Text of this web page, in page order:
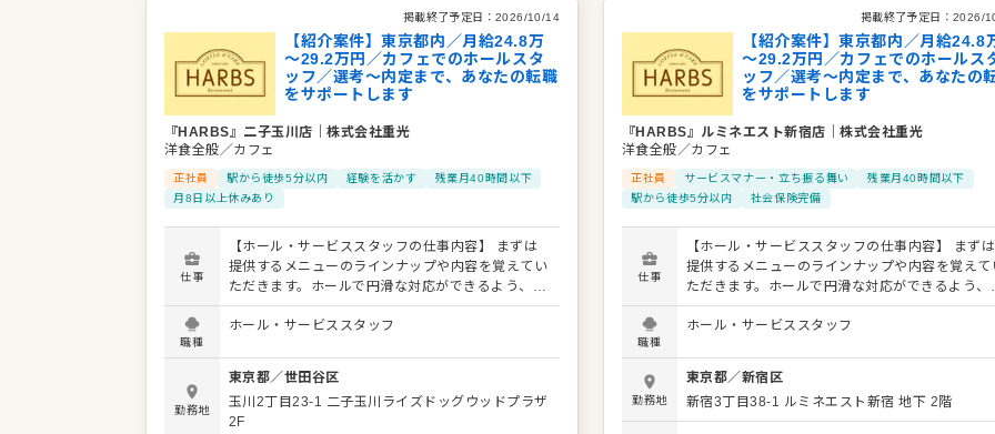
掲載終了予定日： 2026/10/14
【紹介案件】東京都内／月給24.8万
～29.2万円／カフェでのホールスタ
ッフ／選考～内定まで、あなたの転職
をサポートします
『HARBS』二子玉川店 ｜株式会社重光
洋食全般／カフェ
正社員 駅から徒歩5分以内 経験を活かす
残業月40時間以下
月8日以上休みあり
仕事
【ホール・サービススタッフの仕事内容】 まずは
提供するメニューのラインナップや内容を覚えてい
ただきます。ホールで円滑な対応ができるよう、キ
ッチンとの連携やコミュニケーションも大切にして
ください。 お店の顔として、お客さまから直接感謝
ただくこともあります。内容は店舗メンバーに共有
しながら、よりよいお店づくりを心がけてくださ
い。オペレーション改善などのアイデアも大歓迎で
す。 【具体的には…】 ・お席へのご案内、オーダ
職種
ホール・サービススタッフ
勤務地
東京都／世田谷区
玉川2丁目23-1 二子玉川ライズドッグウッドプラザ
2F
掲載終了予定日： 2026/
【紹介案件】東京都内／月給24.8
～29.2万円／カフェでのホールス
ッフ／選考～内定まで、あなたの
をサポートします
『HARBS』ルミネエスト新宿店 ｜株式会社重光
洋食全般／カフェ
正社員 サービスマナー・立ち振る舞い
残業月40時間以下
駅から徒歩5分以内
社会保険完備
仕事
【ホール・サービススタッフの仕事内容】 まずは
提供するメニューのラインナップや内容を覚えて
ただきます。ホールで円滑な対応ができるよう、
ッチンとの連携やコミュニケーションも大切にし
ください。 お店の顔として、お客さまから直接感
ただくこともあります。内容は店舗メンバーに共
しながら、よりよいお店づくりを心がけてくださ
い。オペレーション改善などのアイデアも大歓迎
す。 【具体的には…】 ・お席へのご案内、オーダ
職種
ホール・サービススタッフ
勤務地
東京都／新宿区
新宿3丁目38-1 ルミネエスト新宿 地下 2階